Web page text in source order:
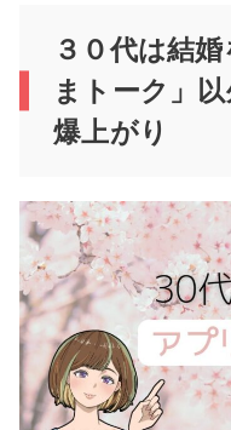
３０代は結
まトーク」
爆上がり